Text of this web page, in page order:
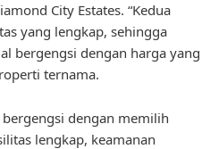
City Estates. “Kedua
yang lengkap, sehingga
bergengsi dengan harga yang
ternama.
dengan memilih
lengkap, keamanan